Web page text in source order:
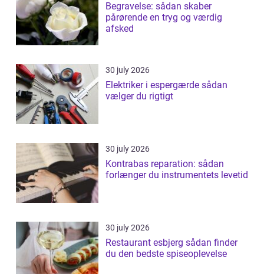
Begravelse: sådan skaber
pårørende en tryg og værdig
afsked
30 july 2026
Elektriker i espergærde sådan
vælger du rigtigt
30 july 2026
Kontrabas reparation: sådan
forlænger du instrumentets levetid
30 july 2026
Restaurant esbjerg sådan finder
du den bedste spiseoplevelse